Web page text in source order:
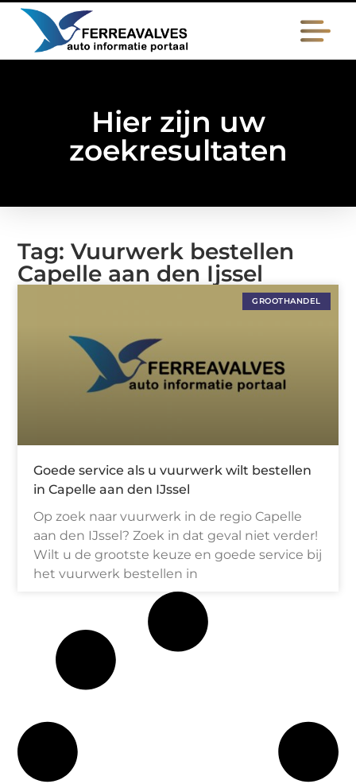
Hier zijn uw
zoekresultaten
Tag: Vuurwerk bestellen
Capelle aan den Ijssel
GROOTHANDEL
Goede service als u vuurwerk wilt bestellen
in Capelle aan den IJssel
Op zoek naar vuurwerk in de regio Capelle
aan den IJssel? Zoek in dat geval niet verder!
Wilt u de grootste keuze en goede service bij
het vuurwerk bestellen in